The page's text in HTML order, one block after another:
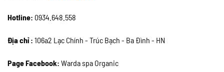
Hotline: 0934.648.558
Địa chỉ : 106a2 Lạc Chính - Trúc Bạch - Ba Đình - HN
Page Facebook: Warda spa Organic